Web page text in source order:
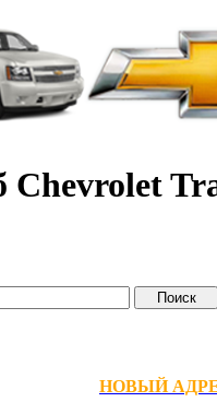
Chevrolet
НОВЫЙ АДРЕС